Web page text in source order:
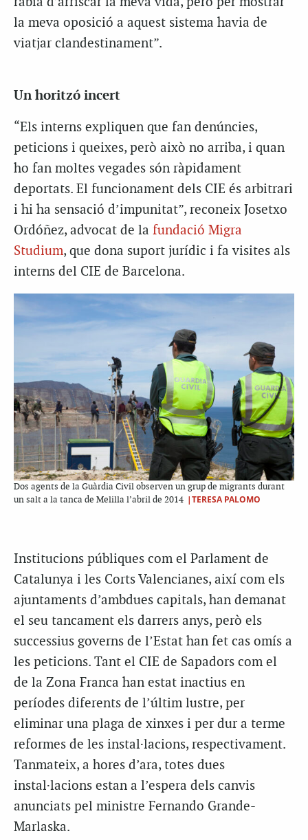
la meva oposició a aquest sistema havia de
viatjar clandestinament”.
Un horitzó incert
“Els interns expliquen que fan denúncies,
peticions i queixes, però això no arriba, i quan
ho fan moltes vegades són ràpidament
deportats. El funcionament dels CIE és arbitrari
i hi ha sensació d’impunitat”, reconeix Josetxo
Ordóñez, advocat de la fundació Migra
Studium, que dona suport jurídic i fa visites als
interns del CIE de Barcelona.
Dos agents de la Guàrdia Civil observen un grup de migrants durant
un salt a la tanca de Melilla l’abril de 2014 |TERESA PALOMO
Institucions públiques com el Parlament de
Catalunya i les Corts Valencianes, així com els
ajuntaments d’ambdues capitals, han demanat
el seu tancament els darrers anys, però els
successius governs de l’Estat han fet cas omís a
les peticions. Tant el CIE de Sapadors com el
de la Zona Franca han estat inactius en
períodes diferents de l’últim lustre, per
eliminar una plaga de xinxes i per dur a terme
reformes de les instal·lacions, respectivament.
Tanmateix, a hores d’ara, totes dues
instal·lacions estan a l’espera dels canvis
anunciats pel ministre Fernando Grande-
Marlaska.